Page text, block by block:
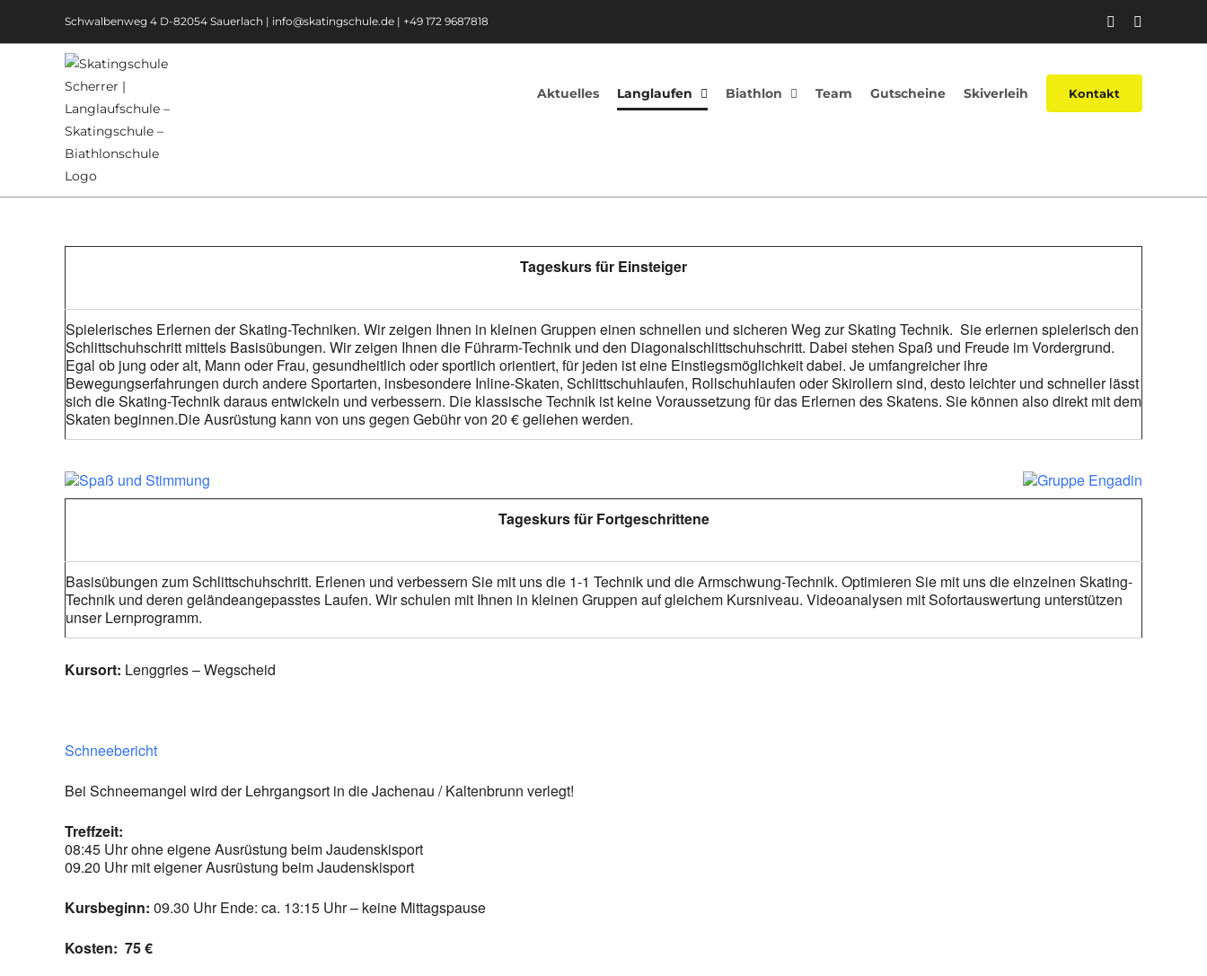
Schwalbenweg 4 D-82054 Sauerlach | info@skatingschule.de | +49 172 9687818 Facebook
Aktuelles Langlaufen Biathlon Team Gutscheine Skiverleih Kontakt
Tageskurs für Einsteiger
Spielerisches Erlernen der Skating-Techniken. Wir zeigen Ihnen in kleinen Gruppen einen schnellen und sicheren Weg zur Skating Technik. Sie erlernen spielerisch den
Schlittschuhschritt mittels Basisübungen. Wir zeigen Ihnen die Führarm-Technik und den Diagonalschlittschuhschritt. Dabei stehen Spaß und Freude im Vordergrund.
Egal ob jung oder alt, Mann oder Frau, gesundheitlich oder sportlich orientiert, für jeden ist eine Einstiegsmöglichkeit dabei. Je umfangreicher ihre
Bewegungserfahrungen durch andere Sportarten, insbesondere Inline-Skaten, Schlittschuhlaufen, Rollschuhlaufen oder Skirollern sind, desto leichter und schneller lässt
sich die Skating-Technik daraus entwickeln und verbessern. Die klassische Technik ist keine Voraussetzung für das Erlernen des Skatens. Sie können also direkt mit dem
Skaten beginnen.Die Ausrüstung kann von uns gegen Gebühr von 20 € geliehen werden.
Tageskurs für Fortgeschrittene
Basisübungen zum Schlittschuhschritt. Erlenen und verbessern Sie mit uns die 1-1 Technik und die Armschwung-Technik. Optimieren Sie mit uns die einzelnen Skating-
Technik und deren geländeangepasstes Laufen. Wir schulen mit Ihnen in kleinen Gruppen auf gleichem Kursniveau. Videoanalysen mit Sofortauswertung unterstützen
unser Lernprogramm.
Kursort: Lenggries – Wegscheid
Schneebericht
Bei Schneemangel wird der Lehrgangsort in die Jachenau / Kaltenbrunn verlegt!
Treffzeit:
08:45 Uhr ohne eigene Ausrüstung beim Jaudenskisport
09.20 Uhr mit eigener Ausrüstung beim Jaudenskisport
Kursbeginn: 09.30 Uhr Ende: ca. 13:15 Uhr – keine Mittagspause
Kosten: 75€